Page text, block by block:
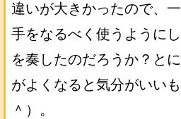
違いが大きかったので、
手をなるべく使うように
を奏したのだろうか？と
がよくなると気分がいい
＾）。